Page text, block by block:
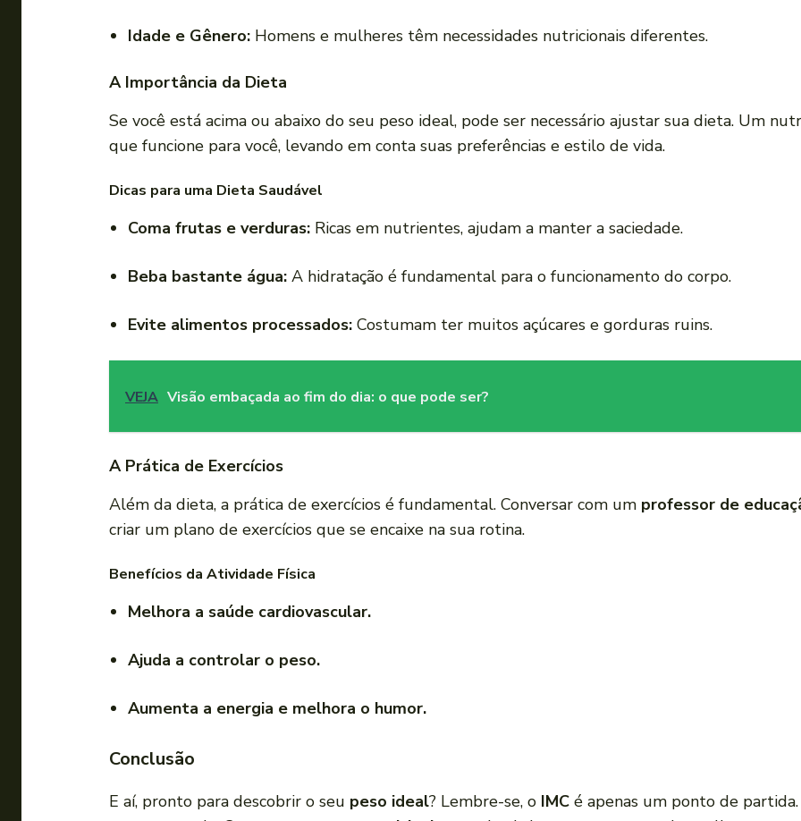
Idade e Gênero: Homens e mulheres têm necessidades nutricionais diferentes.
A Importância da Dieta
Se você está acima ou abaixo do seu peso ideal, pode ser necessário ajustar sua dieta. Um
que funcione para você, levando em conta suas preferências e estilo de vida.
Dicas para uma Dieta Saudável
Coma frutas e verduras: Ricas em nutrientes, ajudam a manter a saciedade.
Beba bastante água: A hidratação é fundamental para o funcionamento do corpo.
Evite alimentos processados: Costumam ter muitos açúcares e gorduras ruins.
VEJA Visão embaçada ao fim do dia: o que pode ser?
A Prática de Exercícios
Além da dieta, a prática de exercícios é fundamental. Conversar com um professor de
criar um plano de exercícios que se encaixe na sua rotina.
Benefícios da Atividade Física
Melhora a saúde cardiovascular.
Ajuda a controlar o peso.
Aumenta a energia e melhora o humor.
Conclusão
E aí, pronto para descobrir o seu peso ideal? Lembre-se, o IMC é apenas um ponto de